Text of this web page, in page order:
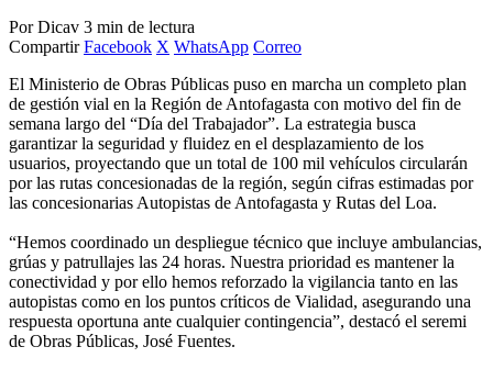
Por Dicav 3 min de lectura
Compartir Facebook X WhatsApp Correo
El Ministerio de Obras Públicas puso en marcha un completo plan
de gestión vial en la Región de Antofagasta con motivo del fin de
semana largo del “Día del Trabajador”. La estrategia busca
garantizar la seguridad y fluidez en el desplazamiento de los
usuarios, proyectando que un total de 100 mil vehículos circularán
por las rutas concesionadas de la región, según cifras estimadas por
las concesionarias Autopistas de Antofagasta y Rutas del Loa.
“Hemos coordinado un despliegue técnico que incluye ambulancias,
grúas y patrullajes las 24 horas. Nuestra prioridad es mantener la
conectividad y por ello hemos reforzado la vigilancia tanto en las
autopistas como en los puntos críticos de Vialidad, asegurando una
respuesta oportuna ante cualquier contingencia”, destacó el seremi
de Obras Públicas, José Fuentes.